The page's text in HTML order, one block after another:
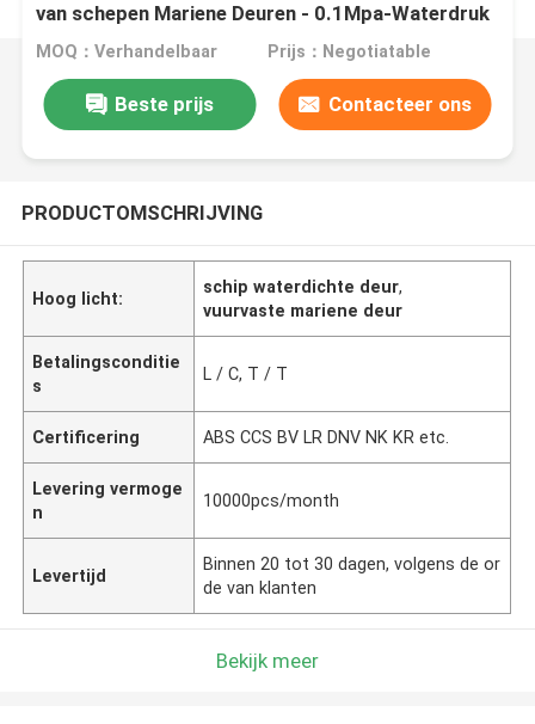
van schepen Mariene Deuren - 0.1Mpa-Waterdruk
MOQ：Verhandelbaar Prijs：Negotiatable
Beste prijs Contacteer ons
PRODUCTOMSCHRIJVING
Hoog licht:
schip waterdichte deur,
vuurvaste mariene deur
Betalingsconditie
s
L / C, T / T
Certificering ABS CCS BV LR DNV NK KR etc.
Levering vermoge
n
10000pcs/month
Levertijd
Binnen 20 tot 30 dagen, volgens de or
de van klanten
Bekijk meer